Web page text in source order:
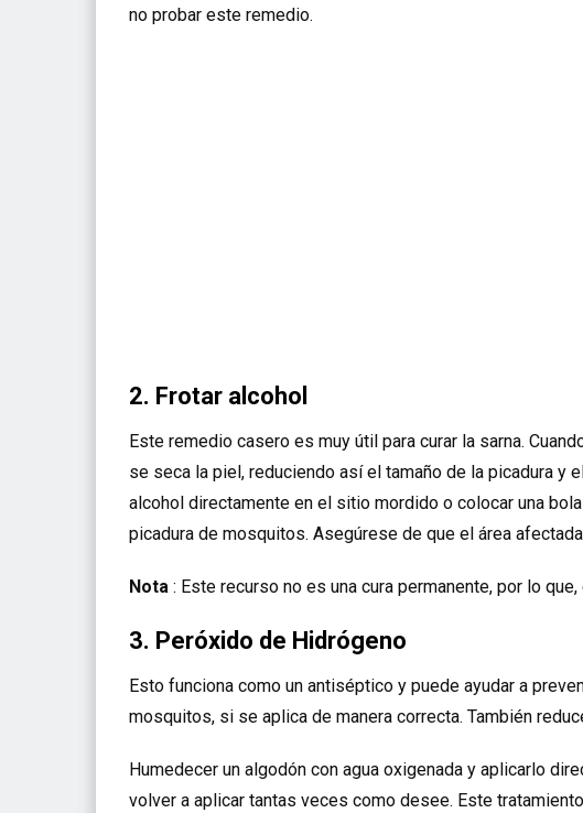
no probar este remedio.
2. Frotar alcohol
Este remedio casero es muy útil para curar la sarna.
se seca la piel, reduciendo así el tamaño de la picadura y
alcohol directamente en el sitio mordido o colocar una
picadura de mosquitos. Asegúrese de que el área
Nota : Este recurso no es una cura permanente, por lo
3. Peróxido de Hidrógeno
Esto funciona como un antiséptico y puede ayudar a
mosquitos, si se aplica de manera correcta. También
Humedecer un algodón con agua oxigenada y aplicarlo
volver a aplicar tantas veces como desee. Este